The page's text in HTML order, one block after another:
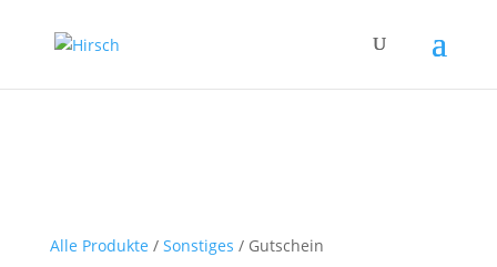
Alle Produkte / Sonstiges / Gutschein